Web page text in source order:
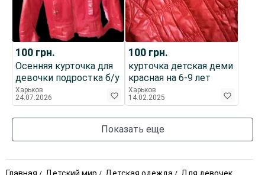
100 грн.
Осенняя курточка для
девочки подростка б/у
Харьков
24.07.2026
100 грн.
курточка детская деми
красная на 6-9 лет
Харьков
14.02.2025
Показать еще